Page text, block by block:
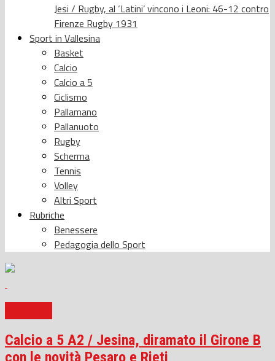
Jesi / Rugby, al ‘Latini’ vincono i Leoni: 46-12 contro
Firenze Rugby 1931
Sport in Vallesina
Basket
Calcio
Calcio a 5
Ciclismo
Pallamano
Pallanuoto
Rugby
Scherma
Tennis
Volley
Altri Sport
Rubriche
Benessere
Pedagogia dello Sport
Calcio a 5 A2 / Jesina, diramato il Girone B
con le novità Pesaro e Rieti